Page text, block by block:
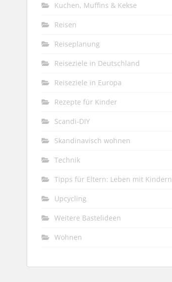
Kuchen, Muffins & Kekse
Reisen
Reiseplanung
Reiseziele in Deutschland
Reiseziele in Europa
Rezepte für Kinder
Scandi-DIY
Skandinavisch wohnen
Technik
Tipps für Eltern: Leben mit Kindern
Upcycling
Weitere Bastelideen
Wohnen